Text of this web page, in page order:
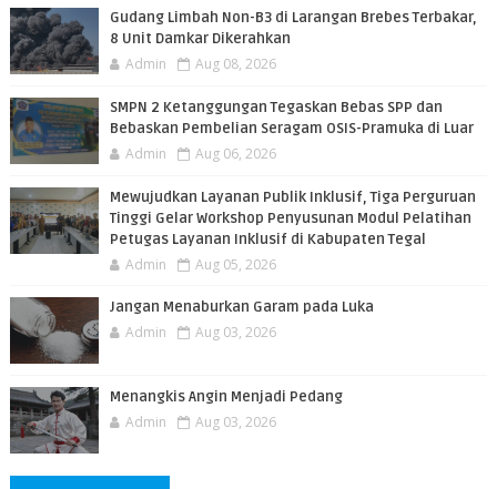
​Gudang Limbah Non-B3 di Larangan Brebes Terbakar,
8 Unit Damkar Dikerahkan
Admin Aug 08, 2026
SMPN 2 Ketanggungan Tegaskan Bebas SPP dan
Bebaskan Pembelian Seragam OSIS-Pramuka di Luar
Admin Aug 06, 2026
​Mewujudkan Layanan Publik Inklusif, Tiga Perguruan
Tinggi Gelar Workshop Penyusunan Modul Pelatihan
Petugas Layanan Inklusif di Kabupaten Tegal
Admin Aug 05, 2026
Jangan Menaburkan Garam pada Luka
Admin Aug 03, 2026
Menangkis Angin Menjadi Pedang
Admin Aug 03, 2026